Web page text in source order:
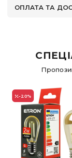
ОПЛАТА ТА
-20%